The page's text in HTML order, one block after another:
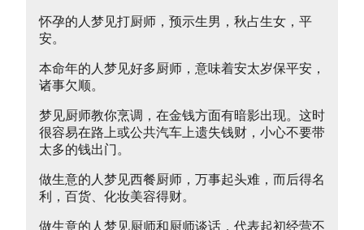
怀孕的人梦见打厨师，预示生男，秋占生女，平
安。
本命年的人梦见好多厨师，意味着安太岁保平安，
诸事欠顺。
梦见厨师教你烹调，在金钱方面有暗影出现。这时
很容易在路上或公共汽车上遗失钱财，小心不要带
太多的钱出门。
做生意的人梦见西餐厨师，万事起头难，而后得名
利，百货、化妆美容得财。
做生意的人梦见厨师和厨师谈话，代表起初经营不